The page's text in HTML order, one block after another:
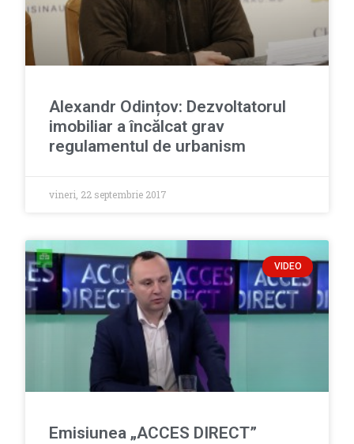
Alexandr Odințov: Dezvoltatorul
imobiliar a încălcat grav
regulamentul de urbanism
vineri, 22 septembrie 2017
VIDEO
Emisiunea „ACCES DIRECT”